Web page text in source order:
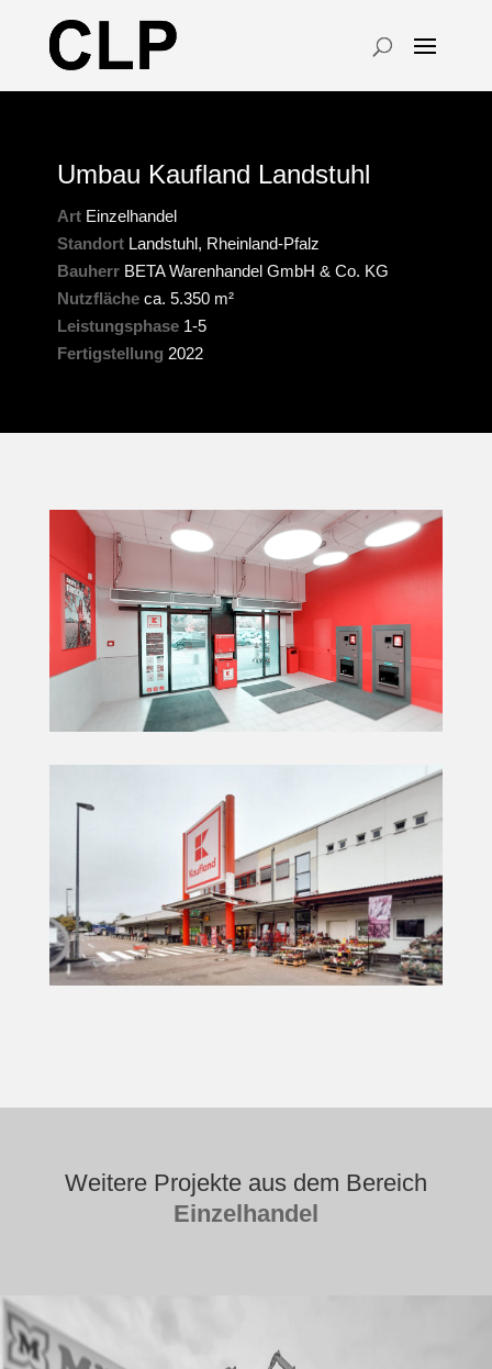
Umbau Kaufland Landstuhl
Art Einzelhandel
StandortLandstuhl, Rheinland-Pfalz
BauherrBETA Warenhandel GmbH & Co. KG
Nutzflächeca. 5.350 m²
Leistungsphase1-5
Fertigstellung 2022
Weitere Projekte aus dem Bereich
Einzelhandel